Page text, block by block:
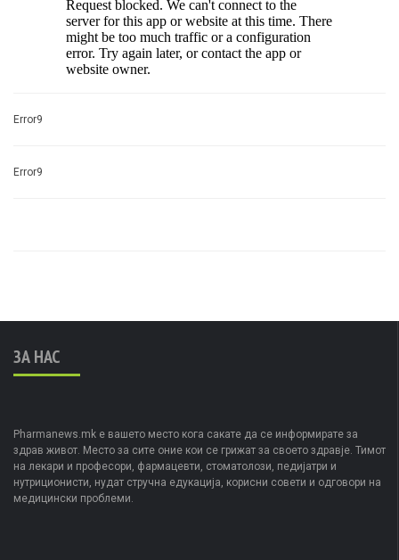
Error9
Error9
ЗА НАС
Pharmanews.mk е вашето место кога сакате да се информирате за
здрав живот. Место за сите оние кои се грижат за своето здравје. Тимот
на лекари и професори, фармацевти, стоматолози, педијатри и
нутриционисти, нудат стручна едукација, корисни совети и одговори на
медицински проблеми.